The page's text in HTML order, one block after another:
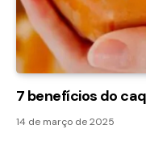
7 benefícios do
14 de março de 2025